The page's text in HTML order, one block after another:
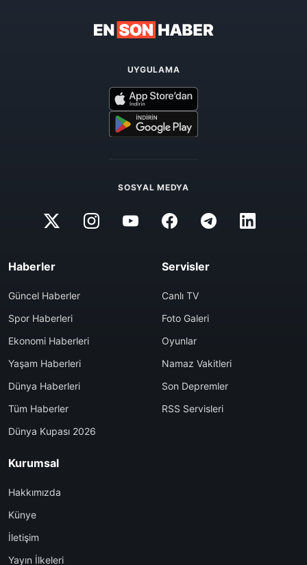
UYGULAMA
SOSYAL MEDYA
Haberler
Güncel Haberler
Spor Haberleri
Ekonomi Haberleri
Yaşam Haberleri
Dünya Haberleri
Tüm Haberler
Dünya Kupası 2026
Servisler
Canlı TV
Foto Galeri
Oyunlar
Namaz Vakitleri
Son Depremler
RSS Servisleri
Kurumsal
Hakkımızda
Künye
İletişim
Yayın İlkeleri